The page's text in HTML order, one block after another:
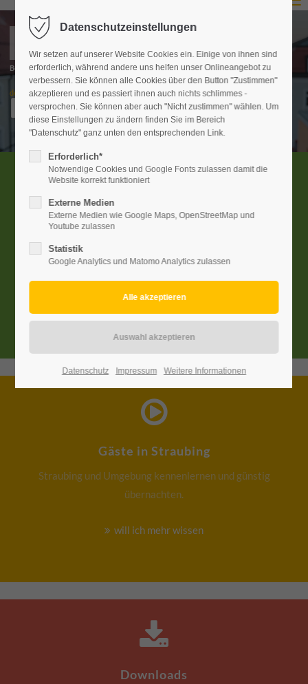
Beachten Sie unsere neue Adresse: Dr.-Josef-Keim-Str. 1 in Straubing
Jugendwohnhaus
des Berufsschulverbandes Straubing-Bogen
Jugendwohnhaus
Wohnen für Blockschüler, Umschüler, Lehrgangsteilnehmer
Gäste in Straubing
Straubing und Umgebung kennenlernen und günstig
übernachten.
will ich mehr wissen
Downloads
Datenschutzeinstellungen
Wir setzen auf unserer Website Cookies ein. Einige von ihnen sind
erforderlich, während andere uns helfen unser Onlineangebot zu
verbessern. Sie können alle Cookies über den Button "Zustimmen"
akzeptieren und es passiert ihnen auch nichts schlimmes -
versprochen. Sie können aber auch "Nicht zustimmen" wählen. Um
diese Einstellungen zu ändern finden Sie im Bereich
"Datenschutz" ganz unten den entsprechenden Link.
Erforderlich*
Notwendige Cookies und Google Fonts zulassen damit die
Website korrekt funktioniert
Externe Medien
Externe Medien wie Google Maps, OpenStreetMap und
Youtube zulassen
Statistik
Google Analytics und Matomo Analytics zulassen
Datenschutz Impressum Weitere Informationen